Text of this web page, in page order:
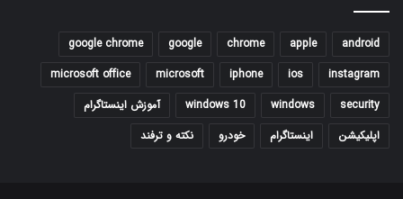
android
apple
chrome
google
google chrome
instagram
ios
iphone
microsoft
microsoft office
security
windows
windows 10
آموزش اینستاگرام
اپلیکیشن
اینستاگرام خودرو نکته و ترفند